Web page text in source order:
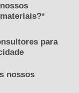
para
nossos